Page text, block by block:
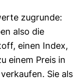
zugrunde:
also die
einen Index,
einem Preis in
Sie als